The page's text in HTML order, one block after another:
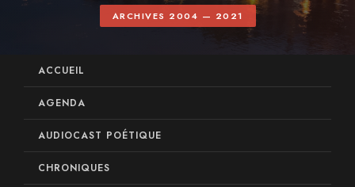
ARCHIVES 2004 — 2021
ACCUEIL
AGENDA
AUDIOCAST POÉTIQUE
CHRONIQUES